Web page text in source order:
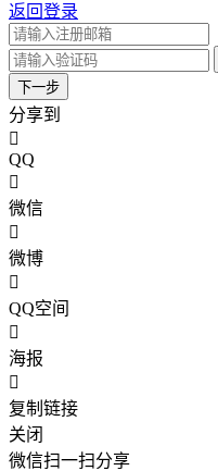
返回登录
下一步
分享到
QQ
微信
微博
QQ空间
海报
复制链接
关闭
微信扫一扫分享